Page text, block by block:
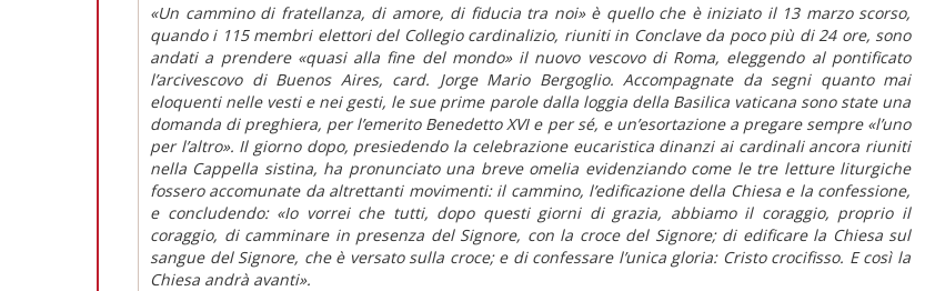
«Un cammino di fratellanza, di amore, di fiducia tra noi» è quello che è iniziato il 13 marzo scorso,
quando i 115 membri elettori del Collegio cardinalizio, riuniti in Conclave da poco più di 24 ore, sono
andati a prendere «quasi alla fine del mondo» il nuovo vescovo di Roma, eleggendo al pontificato
l’arcivescovo di Buenos Aires, card. Jorge Mario Bergoglio. Accompagnate da segni quanto mai
eloquenti nelle vesti e nei gesti, le sue prime parole dalla loggia della Basilica vaticana sono state una
domanda di preghiera, per l’emerito Benedetto XVI e per sé, e un’esortazione a pregare sempre «l’uno
per l’altro». Il giorno dopo, presiedendo la celebrazione eucaristica dinanzi ai cardinali ancora riuniti
nella Cappella sistina, ha pronunciato una breve omelia evidenziando come le tre letture liturgiche
fossero accomunate da altrettanti movimenti: il cammino, l’edificazione della Chiesa e la confessione,
e concludendo: «Io vorrei che tutti, dopo questi giorni di grazia, abbiamo il coraggio, proprio il
coraggio, di camminare in presenza del Signore, con la croce del Signore; di edificare la Chiesa sul
sangue del Signore, che è versato sulla croce; e di confessare l’unica gloria: Cristo crocifisso. E così la
Chiesa andrà avanti».